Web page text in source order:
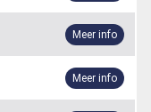
Meer info
Meer info